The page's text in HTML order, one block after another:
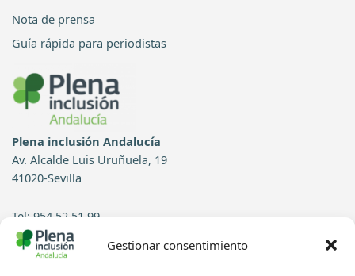
Gestionar consentimiento
Nota de prensa
Guía rápida para periodistas
Plena inclusión Andalucía
Av. Alcalde Luis Uruñuela, 19
41020-Sevilla
Tel: 954 52 51 99
Contacto